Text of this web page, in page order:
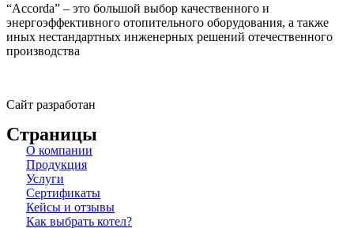
“Accorda” – это большой выбор качественного и
энергоэффективного отопительного оборудования, а также
иных нестандартных инженерных решений отечественного
производства
Сайт разработан
Страницы
О компании
Продукция
Услуги
Сертификаты
Кейсы и отзывы
Как выбрать котел?